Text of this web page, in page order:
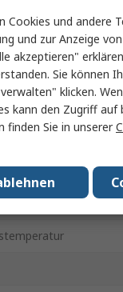
min.
Cookies und andere
und zur Anzeige
akzeptieren"
Sie können
klicken.
kann den Zugriff
finden Sie in unserer